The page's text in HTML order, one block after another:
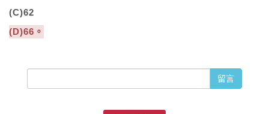
(C)62
(D)66。
留言